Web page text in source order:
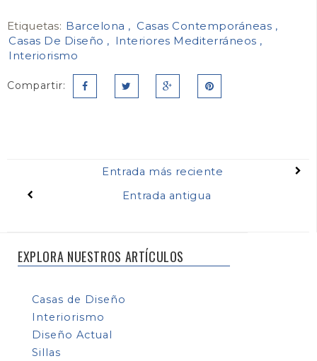
Etiquetas: Barcelona
Casas Contemporáneas
Casas De Diseño
Interiores Mediterráneos
Interiorismo
Compartir:
Entrada más reciente
Entrada antigua
EXPLORA NUESTROS ARTÍCULOS
Casas de Diseño
Interiorismo
Diseño Actual
Sillas